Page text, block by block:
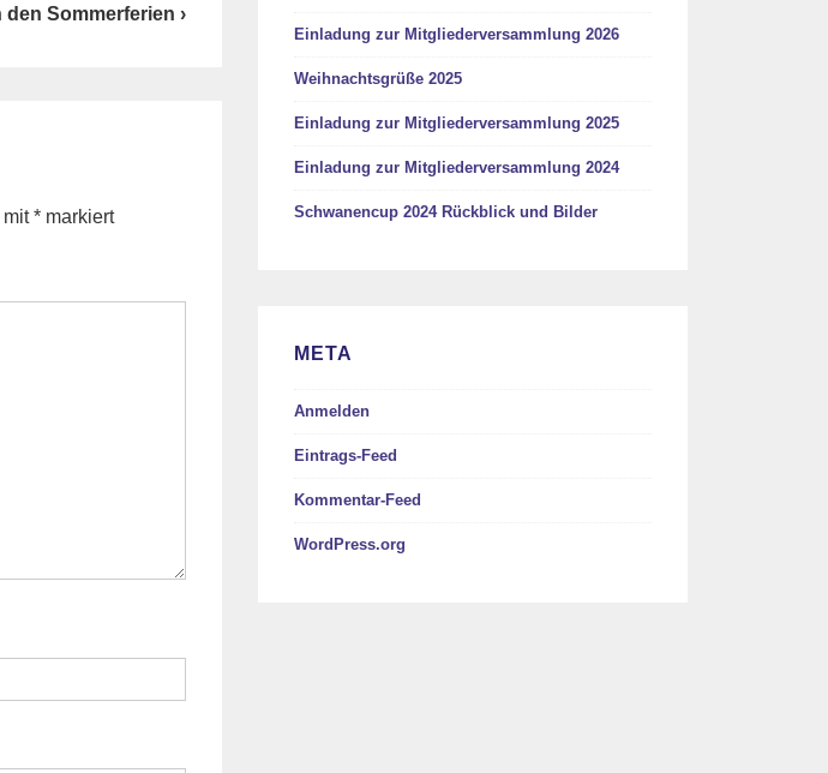
den Sommerferien ›
mit* markiert
Einladung zur Mitgliederversammlung 2026
Weihnachtsgrüße 2025
Einladung zur Mitgliederversammlung 2025
Einladung zur Mitgliederversammlung 2024
Schwanencup 2024 Rückblick und Bilder
META
Anmelden
Eintrags-Feed
Kommentar-Feed
WordPress.org